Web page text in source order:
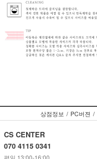
상점정보 / PC버젼 /
CS CENTER
070 4115 0341
평일 13:00-16:00